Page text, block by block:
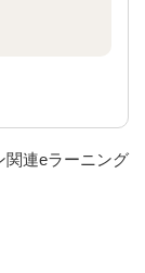
関連eラーニング